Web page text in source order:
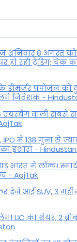
शनिवार 8 अगस्त को
हो रही ट्रेडिंग; चेक
डीमर्जर प्रपोजल को
निवेशक -
6 एयरबैग वाली सबसे
में 138 गुना से
इशारा - Hindustan
भारत में लॉन्च!
- AajTak
देने आई SUV, 3
LIC का शेयर, 2